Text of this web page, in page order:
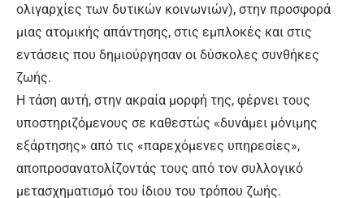
ολιγαρχίες των δυτικών κοινωνιών), στην προσφορά
μιας ατομικής απάντησης, στις εμπλοκές και στις
εντάσεις που δημιούργησαν οι δύσκολες συνθήκες
ζωής.
Η τάση αυτή, στην ακραία μορφή της, φέρνει τους
υποστηριζόμενους σε καθεστώς «δυνάμει μόνιμης
εξάρτησης» από τις «παρεχόμενες υπηρεσίες»,
αποπροσανατολίζοντάς τους από τον συλλογικό
μετασχηματισμό του ίδιου του τρόπου ζωής.